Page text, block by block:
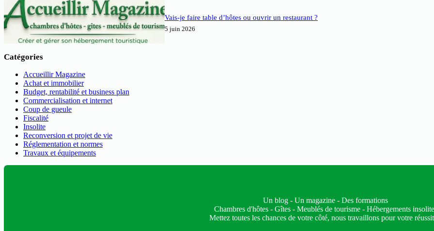
Vais-je faire table d’hôtes ou ouvrir un restaurant ?
5 juin 2026
Catégories
Accueillir Magazine
Achat et immobilier
Budget, rentabilité et business plan
Commercialisation et internet
Coup de gueule
Fiscalité
Insolite
Reconversion et projet de vie
Réglementation et normes
Travaux et équipements
Un blog - Un magazine - Des formations
Chambres d'hôtes - Gîtes - Meublés de tourisme - Hébergements
Mettez toutes les chances de votre côté, nous travaillons pour votre